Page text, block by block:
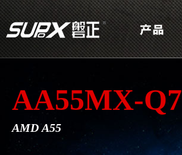
AA55MX-Q7
AMD A55